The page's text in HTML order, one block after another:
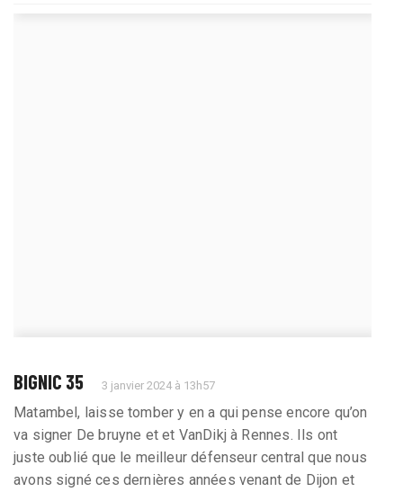
BIGNIC 35 3 janvier 2024 à 13h57
Matambel, laisse tomber y en a qui pense encore qu’on
va signer De bruyne et et VanDikj à Rennes. Ils ont
juste oublié que le meilleur défenseur central que nous
avons signé ces dernières années venant de Dijon et